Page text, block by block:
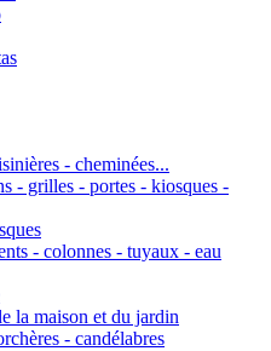
- cheminées...
- grilles - portes - kiosques -
- colonnes - tuyaux - eau
la maison et du jardin
- candélabres